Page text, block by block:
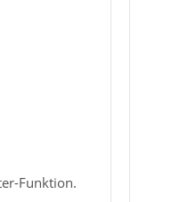
Funktion.